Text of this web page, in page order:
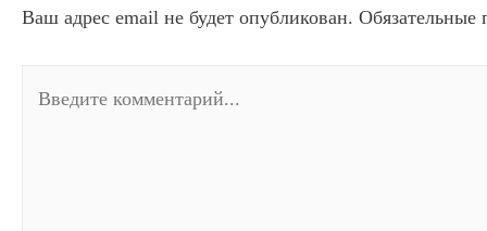
Ваш адрес email не будет опубликован.